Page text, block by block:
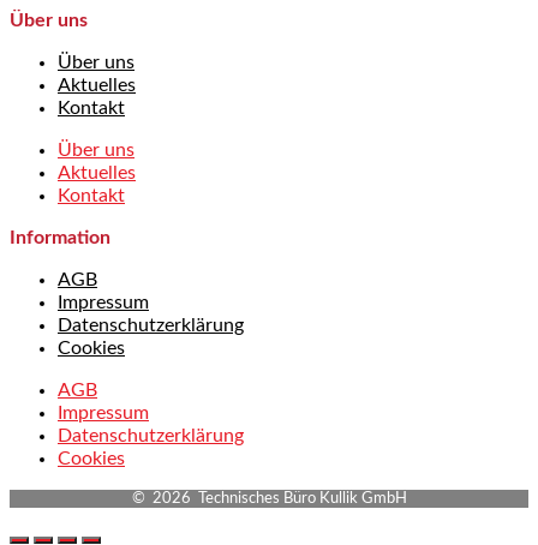
Über uns
Über uns
Aktuelles
Kontakt
Über uns
Aktuelles
Kontakt
Information
AGB
Impressum
Datenschutzerklärung
Cookies
AGB
Impressum
Datenschutzerklärung
Cookies
© 2026 Technisches Büro Kullik GmbH